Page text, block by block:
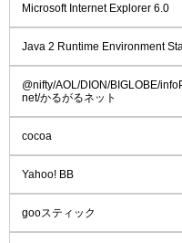
Microsoft Internet Explorer 6.0
Java 2 Runtime Environment
@nifty/AOL/DION/BIGLOBE/
net/かるがるネット
cocoa
Yahoo! BB
gooスティック